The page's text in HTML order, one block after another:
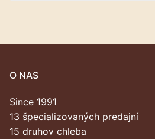
O nás
O NAS
Since 1991
13 špecializovaných predajní
15 druhov chleba